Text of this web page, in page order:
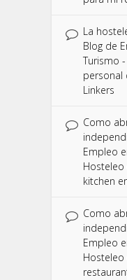
La
Blog de
Turismo
personal
Linkers
Como
Empleo
Hosteleo
kitchen
Como
Empleo
Hosteleo